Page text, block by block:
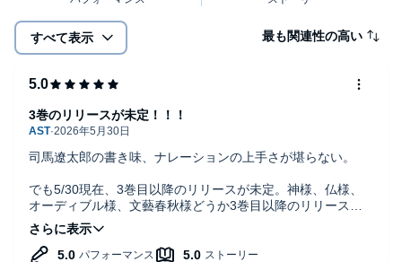
すべて表示 最も関連性の高い
司馬遼太郎の書き味、ナレーションの上手さが堪らない。
でも5/30現在、3巻目以降のリリースが未定。神様、仏様、
オーディブル様、文藝春秋様どうか3巻目以降のリリースを
して下さい。
リリース予定を示して下さい。
それを楽しみに生きていけます。
3巻のリリースが未定！！！